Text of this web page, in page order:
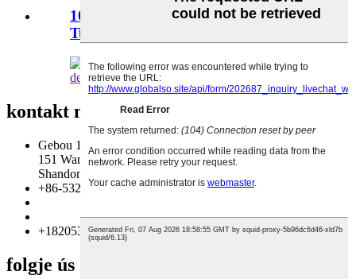
100cm Snow Tube Sled Snow Ski
Tubes
detail besjen
kontakt mei ús opnimme
Gebou 13, MAX Innovation Technology Yndustryterrein, nr.
151 Wangjiang Road, Huangdao District, Qingdao City,
Shandong Provinsje, Sina 266510
+86-532-86760999 Tast: 805
info85@florescence.cc
+18205321693
folgje ús